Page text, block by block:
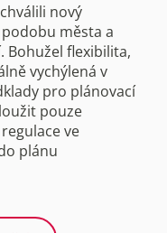
nový
města a
Bohužel flexibilita,
vychýlená v
pro plánovací
pouze
ve
plánu